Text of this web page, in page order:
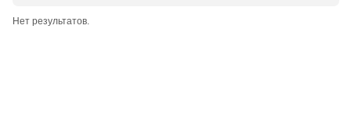
Нет результатов.